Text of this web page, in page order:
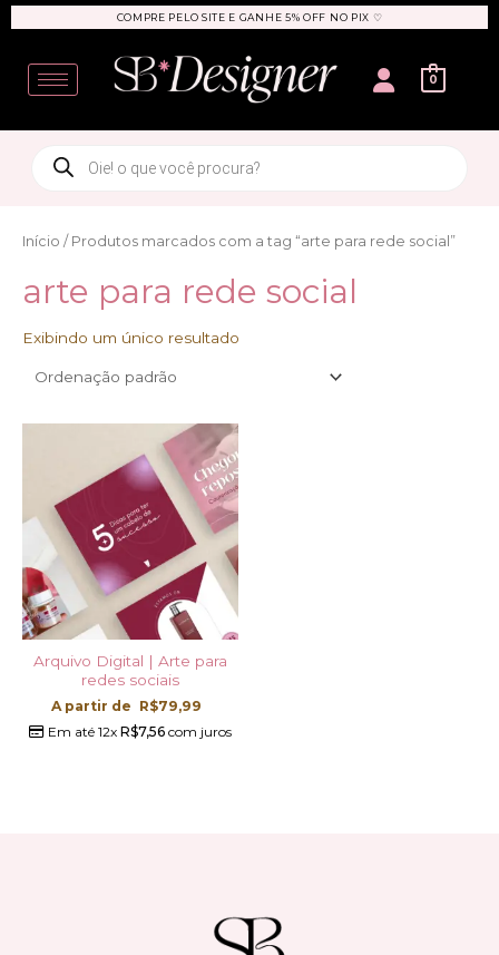
conteúdo
COMPRE PELO SITE E GANHE 5% OFF NO PIX ♡
User
0
search
Início / Produtos marcados com a tag “arte para rede social”
arte para rede social
Exibindo um único resultado
Arquivo Digital | Arte para
redes sociais
A partir de R$79,99
Em até 12xR$7,56 com juros